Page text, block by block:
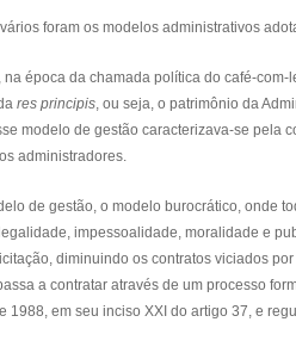
foram os modelos administrativos
época da chamada política do café-
res principis, ou seja, o patrimônio da
modelo de gestão caracterizava-se pela
administradores.
de gestão, o modelo burocrático, onde
impessoalidade, moralidade e
diminuindo os contratos viciados
a contratar através de um processo
em seu inciso XXI do artigo 37, e